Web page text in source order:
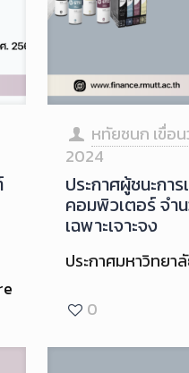
หทัยชนก เขื่อ
2024
ประกาศผู้ชนะกา
คอมพิวเตอร์ จำ
เฉพาะเจาะจง
ประกาศมหาวิทยา
0